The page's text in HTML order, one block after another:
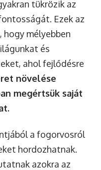
tükrözik az
Ezek az
mélyebben
és
ahol fejlődésre
növelése
megértsük saját
a fogorvosról
hordozhatnak.
azokra az